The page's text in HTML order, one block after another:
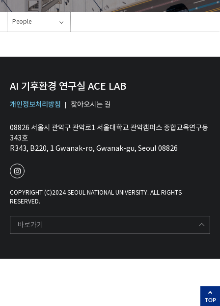
People
TOP
AI 기후환경 연구실 ACE LAB
개인정보처리방침 찾아오시는 길
08826 서울시 관악구 관악로1 서울대학교 관악캠퍼스 종합교육연구동
343호
R343, B220, 1 Gwanak-ro, Gwanak-gu, Seoul 08826
COPYRIGHT (C)2024 SEOUL NATIONAL UNIVERSITY. ALL RIGHTS
RESERVED.
바로가기